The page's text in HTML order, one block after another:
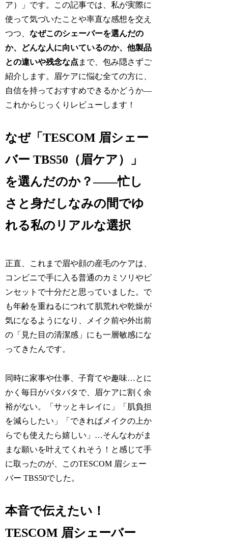
ア）」です。この記事では、私が実際に
使って気づいたことや率直な感想を交え
つつ、なぜこのシェーバーを選んだの
か、どんな人に向いているのか、他製品
との違いや残念な点 まで、包み隠さずご
紹介します。眉ケアに悩む全ての方に、
自信を持っておすすめできるかどうか―
これからじっくりレビューします！
なぜ「TESCOM 眉シェー
バー TBS50（眉ケア）」
を選んだのか？――忙し
さと身だしなみの間でゆ
れる私のリアルな選択
正直、これまで眉や顔の産毛のケアは、
コンビニで手に入る普通のカミソリやピ
ンセットで十分だと思っていました。で
も年齢を重ねるにつれて肌荒れや乾燥が
気になるようになり、メイク前や外出前
の「見た目の清潔感」にも一層敏感にな
ってきたんです。
同時に家事や仕事、子育てや趣味…とに
かく毎日がバタバタで、眉ケアに割く余
裕がない。「サッとキレイに」「肌負担
を減らしたい」「できればメイクの上か
らでも使えたら嬉しい」…そんなわがま
まな願いを叶えてくれそう！と感じて手
に取ったのが、このTESCOM 眉シェー
バー TBS50でした。
本音で伝えたい！
TESCOM 眉シェーバー